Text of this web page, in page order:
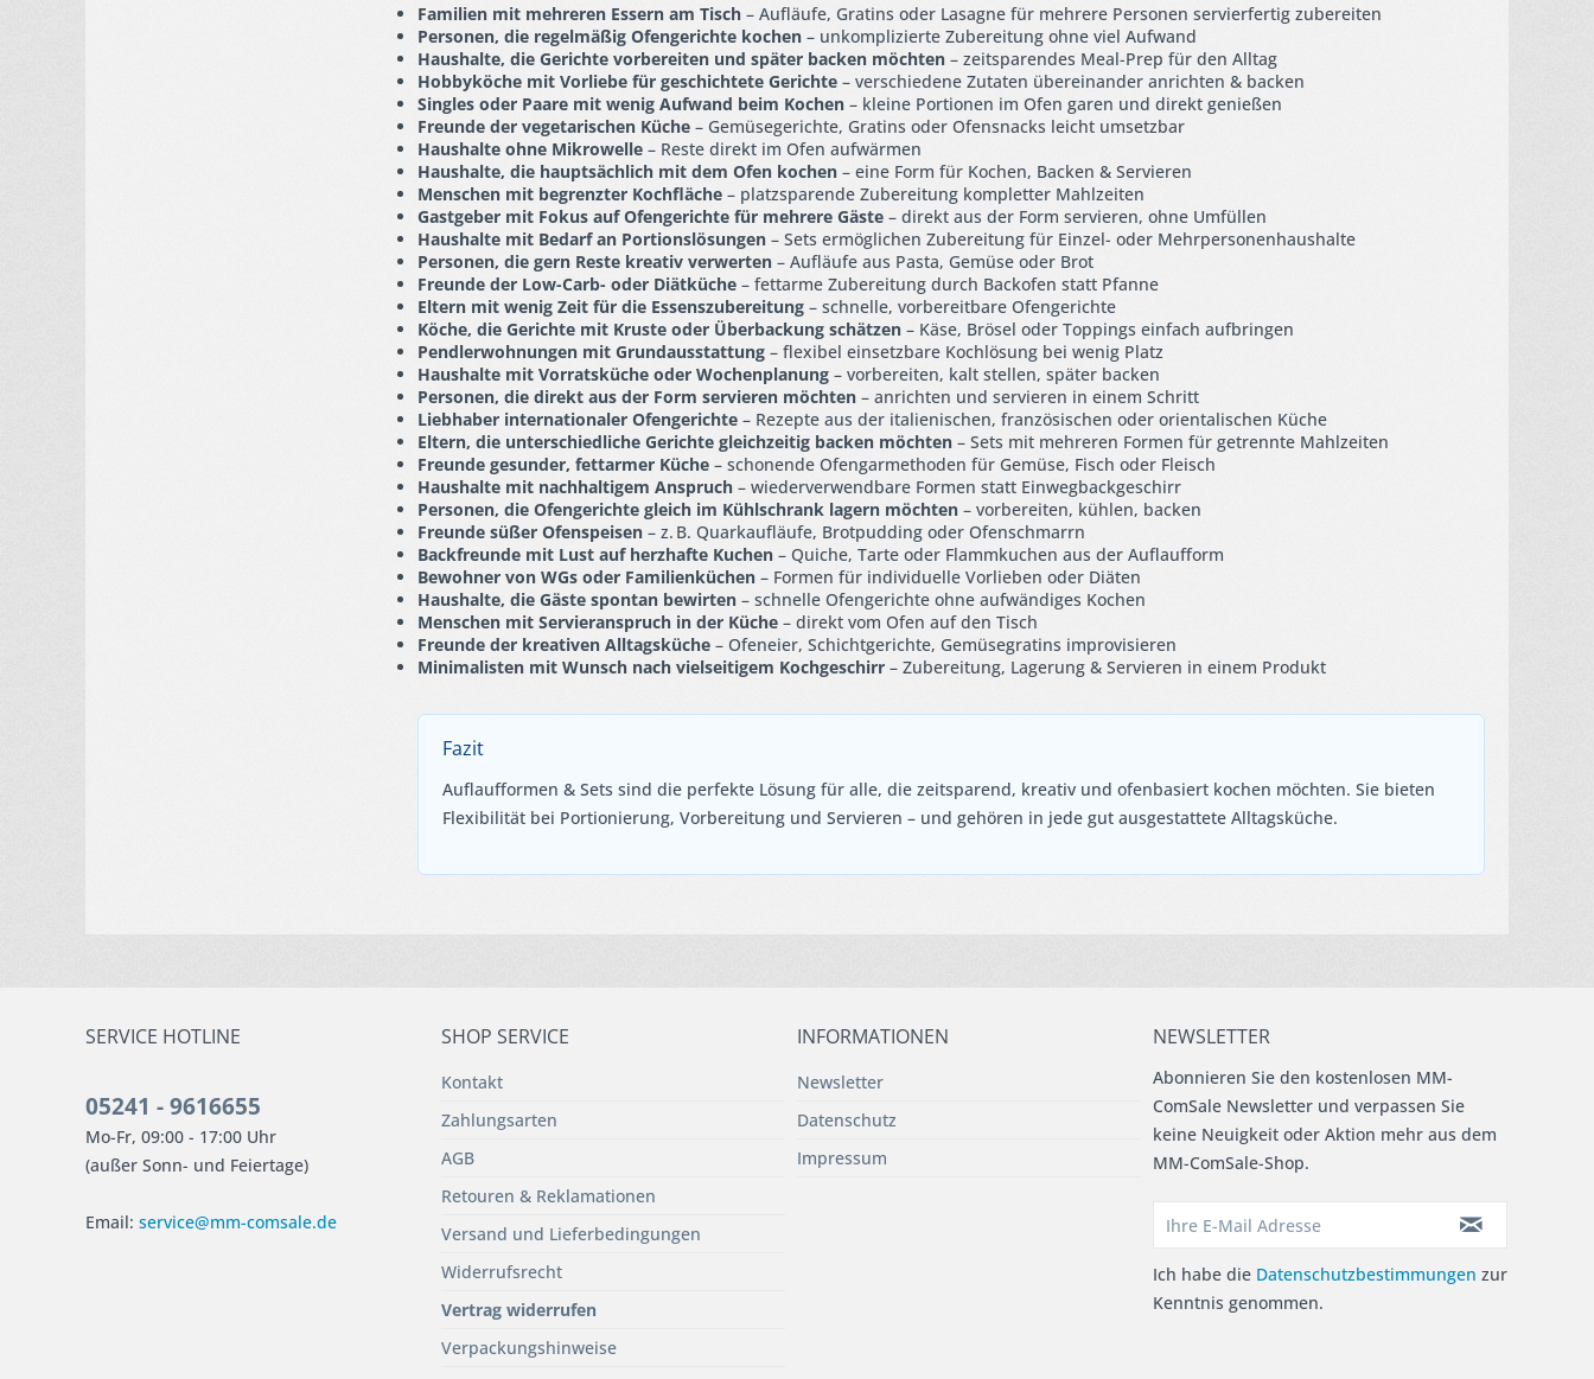
Familien mit mehreren Essern am Tisch – Aufläufe, Gratins oder Lasagne für mehrere Personen servierfertig zubereiten
Personen, die regelmäßig Ofengerichte kochen – unkomplizierte Zubereitung ohne viel Aufwand
Haushalte, die Gerichte vorbereiten und später backen möchten – zeitsparendes Meal-Prep für den Alltag
Hobbyköche mit Vorliebe für geschichtete Gerichte – verschiedene Zutaten übereinander anrichten & backen
Singles oder Paare mit wenig Aufwand beim Kochen – kleine Portionen im Ofen garen und direkt genießen
Freunde der vegetarischen Küche – Gemüsegerichte, Gratins oder Ofensnacks leicht umsetzbar
Haushalte ohne Mikrowelle – Reste direkt im Ofen aufwärmen
Haushalte, die hauptsächlich mit dem Ofen kochen – eine Form für Kochen, Backen & Servieren
Menschen mit begrenzter Kochfläche – platzsparende Zubereitung kompletter Mahlzeiten
Gastgeber mit Fokus auf Ofengerichte für mehrere Gäste – direkt aus der Form servieren, ohne Umfüllen
Haushalte mit Bedarf an Portionslösungen – Sets ermöglichen Zubereitung für Einzel- oder Mehrpersonenhaushalte
Personen, die gern Reste kreativ verwerten – Aufläufe aus Pasta, Gemüse oder Brot
Freunde der Low-Carb- oder Diätküche – fettarme Zubereitung durch Backofen statt Pfanne
Eltern mit wenig Zeit für die Essenszubereitung – schnelle, vorbereitbare Ofengerichte
Köche, die Gerichte mit Kruste oder Überbackung schätzen – Käse, Brösel oder Toppings einfach aufbringen
Pendlerwohnungen mit Grundausstattung – flexibel einsetzbare Kochlösung bei wenig Platz
Haushalte mit Vorratsküche oder Wochenplanung – vorbereiten, kalt stellen, später backen
Personen, die direkt aus der Form servieren möchten – anrichten und servieren in einem Schritt
Liebhaber internationaler Ofengerichte – Rezepte aus der italienischen, französischen oder orientalischen Küche
Eltern, die unterschiedliche Gerichte gleichzeitig backen möchten – Sets mit mehreren Formen für getrennte Mahlzeiten
Freunde gesunder, fettarmer Küche – schonende Ofengarmethoden für Gemüse, Fisch oder Fleisch
Haushalte mit nachhaltigem Anspruch – wiederverwendbare Formen statt Einwegbackgeschirr
Personen, die Ofengerichte gleich im Kühlschrank lagern möchten – vorbereiten, kühlen, backen
Freunde süßer Ofenspeisen – z. B. Quarkaufläufe, Brotpudding oder Ofenschmarrn
Backfreunde mit Lust auf herzhafte Kuchen – Quiche, Tarte oder Flammkuchen aus der Auflaufform
Bewohner von WGs oder Familienküchen – Formen für individuelle Vorlieben oder Diäten
Haushalte, die Gäste spontan bewirten – schnelle Ofengerichte ohne aufwändiges Kochen
Menschen mit Servieranspruch in der Küche – direkt vom Ofen auf den Tisch
Freunde der kreativen Alltagsküche – Ofeneier, Schichtgerichte, Gemüsegratins improvisieren
Minimalisten mit Wunsch nach vielseitigem Kochgeschirr – Zubereitung, Lagerung & Servieren in einem Produkt
Fazit
Auflaufformen & Sets sind die perfekte Lösung für alle, die zeitsparend, kreativ und ofenbasiert kochen möchten. Sie bieten
Flexibilität bei Portionierung, Vorbereitung und Servieren – und gehören in jede gut ausgestattete Alltagsküche.
SERVICE HOTLINE
05241 - 9616655
Mo-Fr, 09:00 - 17:00 Uhr
(außer Sonn- und Feiertage)
Email: service@mm-comsale.de
SHOP SERVICE
Kontakt
Zahlungsarten
AGB
Retouren & Reklamationen
Versand und Lieferbedingungen
Widerrufsrecht
Vertrag widerrufen
Verpackungshinweise
INFORMATIONEN
Newsletter
Datenschutz
Impressum
NEWSLETTER
Abonnieren Sie den kostenlosen MM-
ComSale Newsletter und verpassen Sie
keine Neuigkeit oder Aktion mehr aus dem
MM-ComSale-Shop.
Ich habe die Datenschutzbestimmungen zur
Kenntnis genommen.